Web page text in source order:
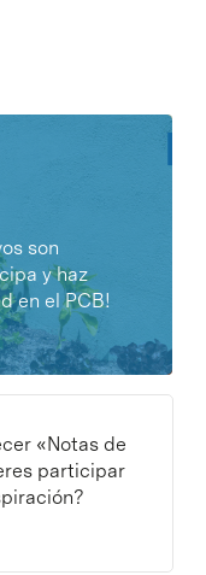
son
y haz
en el PCB!
«Notas de
participar